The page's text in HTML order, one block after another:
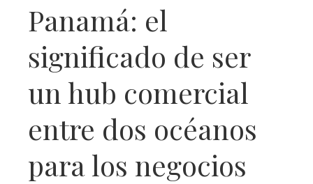
Panamá: el
significado de ser
un hub comercial
entre dos océanos
para los negocios